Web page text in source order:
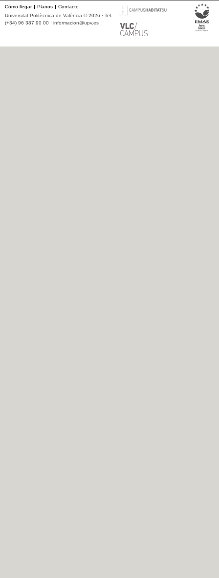
Cómo llegar Planos
Contacto
Universitat Politècnica de València © 2026 · Tel.
(+34) 96 387 90 00 · informacion@upv.es